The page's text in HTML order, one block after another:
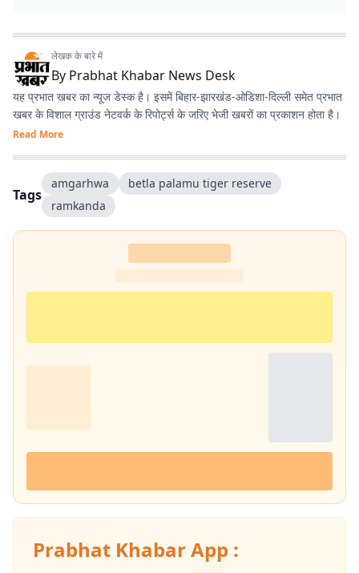
लेखक के बारे में
By Prabhat Khabar News Desk
यह प्रभात खबर का न्यूज डेस्क है। इसमें बिहार-झारखंड-ओडिशा-दिल्‍ली समेत प्रभात
खबर के विशाल ग्राउंड नेटवर्क के रिपोर्ट्स के जरिए भेजी खबरों का प्रकाशन होता है।
Read More
Tags
amgarhwa
betla palamu tiger reserve
ramkanda
Prabhat Khabar App :